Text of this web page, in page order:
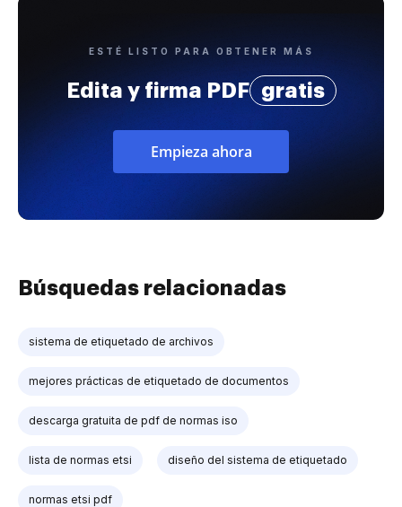
ESTÉ LISTO PARA OBTENER MÁS
Edita y firma PDF gratis
Empieza ahora
Búsquedas relacionadas
sistema de etiquetado de archivos
mejores prácticas de etiquetado de documentos
descarga gratuita de pdf de normas iso
lista de normas etsi diseño del sistema de etiquetado
normas etsi pdf